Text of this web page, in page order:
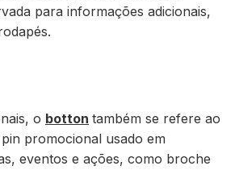
para informações adicionais,
o botton também se refere ao
promocional usado em
eventos e ações, como broche